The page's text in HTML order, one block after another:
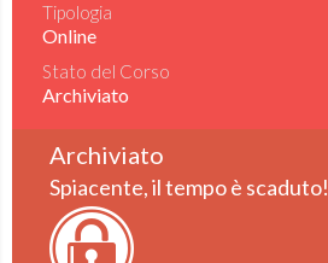
Tipologia
Online
Stato del Corso
Archiviato
Archiviato
Spiacente, il tempo è scaduto!